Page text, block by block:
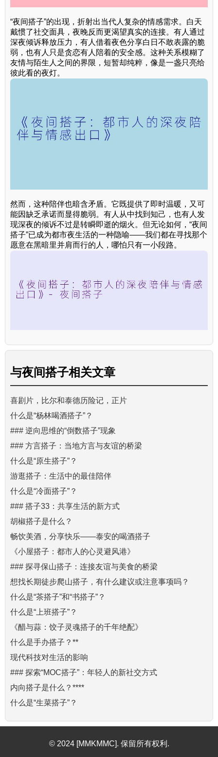
“夜间搭子”的出现，折射出当代人复杂的情感需求。白天
戴惯了社交面具，夜晚反而更渴望真实的连接。有人通过
深夜倾诉释放压力，有人借着夜色分享白日不敢表露的脆
弱，也有人只是贪恋有人陪着的安全感。这种关系模糊了
友情与陌生人之间的界限，短暂却纯粹，像是一盏只亮给
彼此看的夜灯。
然而，这种陪伴也暗含矛盾。它既提供了即时温暖，又可
能因缺乏承诺而显得脆弱。有人从中找到知己，也有人发
现深夜的倾诉不过是转瞬即逝的烟火。但无论如何，“夜间
搭子”已成为都市夜生活的一种隐喻——我们都在寻找那个
愿意在黑暗里并肩而行的人，哪怕只有一小段路。
与夜间搭子相关文章
喜剧片，比尔和泰德历险记，正片
什么是“杨林喝酒搭子”？
### 逆向思维的“倒数搭子”现象
### 方言搭子：当地方言与友谊的桥梁
什么是“原生搭子”？
游逛搭子：生活中的最佳陪伴
什么是“冷面搭子”？
### 搭子33：共享生活的新方式
胡椒搭子是什么？
畅饮美酒，分享快乐——泰安的喝酒搭子
《小屋搭子：都市人的心灵避风港》
### 探寻保山搭子：连接友谊与美食的桥梁
想找长期徒步爬山搭子，有什么建议或注意事项吗？
什么是“茶搭子”和“书搭子”？
什么是“上班搭子”？
《醋与蒜：饺子灵魂搭子的千年绝配》
什么是手办搭子？**
现代科技对生活的影响
### 探索“MOC搭子”：年轻人的新社交方式
内向搭子是什么？****
什么是“生菜搭子”？
© 2024 [MMKMMC]. 保留所有权利.